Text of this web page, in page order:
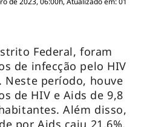
Federal, foram
de infecção pelo HIV
Neste período, houve
de HIV e Aids de 9,8
Além disso,
por Aids caiu 21,6%,